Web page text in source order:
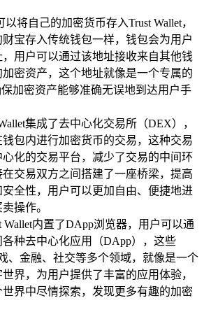
以将自己的加密货币存入Trust Wallet，
宝存入传统钱包一样，钱包会为用户
用户可以通过该地址接收来自其他钱
密资产，这个地址就像是一个专属的
加密资产能够准确无误地到达用户手
集成了去中心化交易所（DEX），
包内进行加密货币的交易，这种交易
化的交易平台，减少了交易的中间环
交易双方之间搭建了一座桥梁，提高
全性，用户可以更加自由、便捷地进
操作。
Wallet内置了DApp浏览器，用户可以通
种去中心化应用（DApp），这些
、金融、社交等多个领域，就像是一个
界，为用户提供了丰富的应用体验，
界中尽情探索，发现更多有趣的加密